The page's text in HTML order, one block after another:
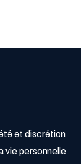
et discrétion
vie personnelle